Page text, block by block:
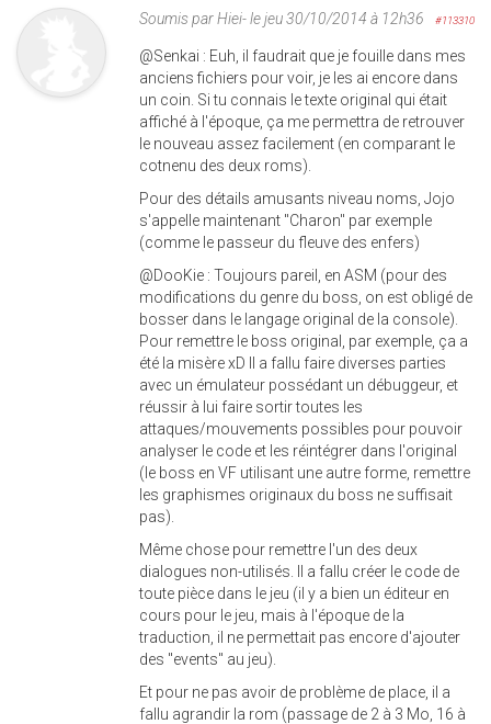
Soumis parHiei-le jeu 30/10/2014 à 12h36 #113310
@Senkai : Euh, il faudrait que je fouille dans mes
anciens fichiers pour voir, je les ai encore dans
un coin. Si tu connais le texte original qui était
affiché à l'époque, ça me permettra de retrouver
le nouveau assez facilement (en comparant le
cotnenu des deux roms).
Pour des détails amusants niveau noms, Jojo
s'appelle maintenant "Charon" par exemple
(comme le passeur du fleuve des enfers)
@DooKie : Toujours pareil, en ASM (pour des
modifications du genre du boss, on est obligé de
bosser dans le langage original de la console).
Pour remettre le boss original, par exemple, ça a
été la misère xD Il a fallu faire diverses parties
avec un émulateur possédant un débuggeur, et
réussir à lui faire sortir toutes les
attaques/mouvements possibles pour pouvoir
analyser le code et les réintégrer dans l'original
(le boss en VF utilisant une autre forme, remettre
les graphismes originaux du boss ne suffisait
pas).
Même chose pour remettre l'un des deux
dialogues non-utilisés. Il a fallu créer le code de
toute pièce dans le jeu (il y a bien un éditeur en
cours pour le jeu, mais à l'époque de la
traduction, il ne permettait pas encore d'ajouter
des "events" au jeu).
Et pour ne pas avoir de problème de place, il a
fallu agrandir la rom (passage de 2 à 3 Mo, 16 à